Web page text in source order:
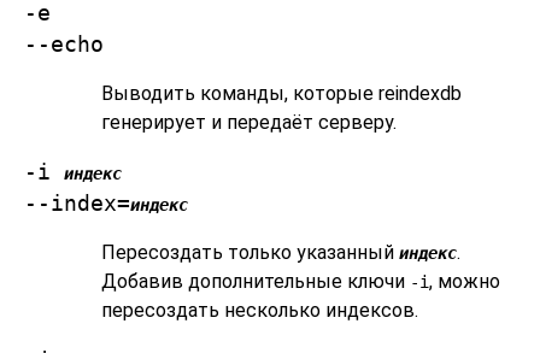
-e
--echo
Выводить команды, которые reindexdb
генерирует и передаёт серверу.
-i индекс
--index=индекс
Пересоздать только указанный индекс.
Добавив дополнительные ключи -i, можно
пересоздать несколько индексов.